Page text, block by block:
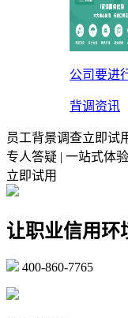
公司要进
背调资讯
员工背景调查立即试
专人答疑 | 一站式体
立即试用
让职业信用环
400-860-7765